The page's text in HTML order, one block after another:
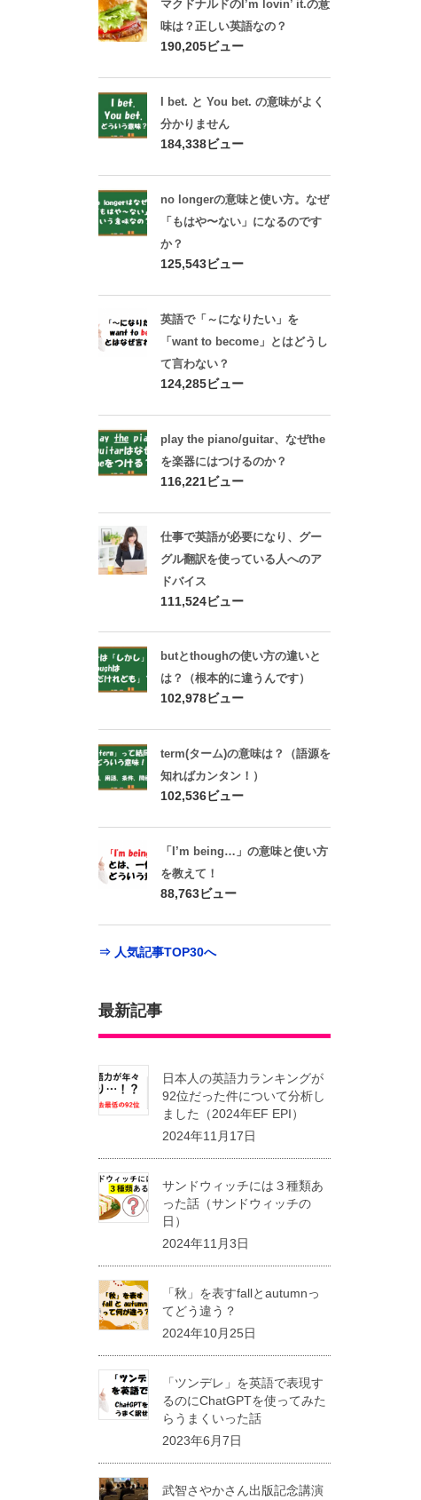
マクドナルドのI’m lovin’ it.の意
味は？正しい英語なの？
190,205ビュー
I bet. と You bet. の意味がよく
分かりません
184,338ビュー
no longerの意味と使い方。なぜ
「もはや〜ない」になるのです
か？
125,543ビュー
英語で「～になりたい」を
「want to become」とはどうし
て言わない？
124,285ビュー
play the piano/guitar、なぜthe
を楽器にはつけるのか？
116,221ビュー
仕事で英語が必要になり、グー
グル翻訳を使っている人へのア
ドバイス
111,524ビュー
butとthoughの使い方の違いと
は？（根本的に違うんです）
102,978ビュー
term(ターム)の意味は？（語源を
知ればカンタン！）
102,536ビュー
「I’m being…」の意味と使い方
を教えて！
88,763ビュー
⇒ 人気記事TOP30へ
最新記事
日本人の英語力ランキングが
92位だった件について分析し
ました（2024年EF EPI）
2024年11月17日
サンドウィッチには３種類あ
った話（サンドウィッチの
日）
2024年11月3日
「秋」を表すfallとautumnっ
てどう違う？
2024年10月25日
「ツンデレ」を英語で表現す
るのにChatGPTを使ってみた
らうまくいった話
2023年6月7日
武智さやかさん出版記念講演